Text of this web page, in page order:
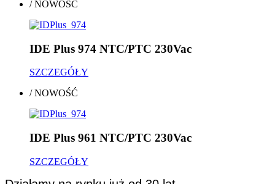
/NOWOŚĆ
IDE Plus 974 NTC/PTC 230Vac
SZCZEGÓŁY
/NOWOŚĆ
IDE Plus 961 NTC/PTC 230Vac
SZCZEGÓŁY